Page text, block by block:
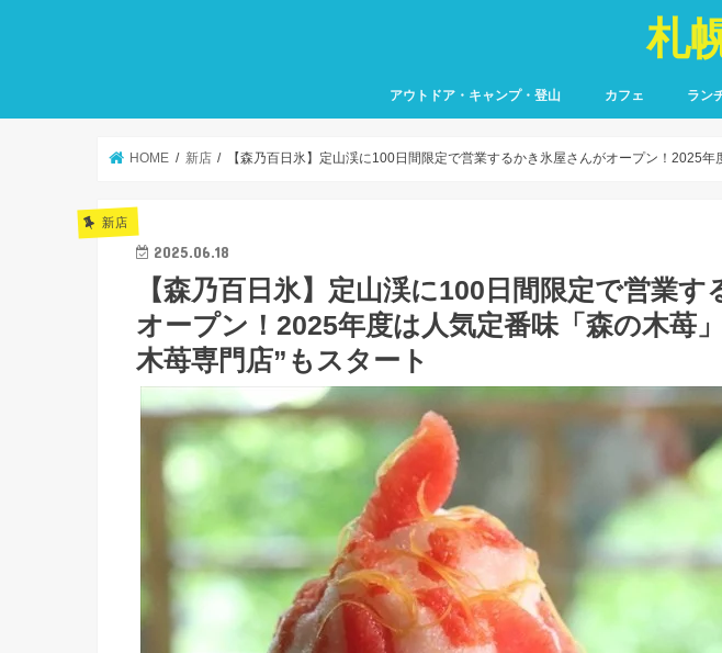
札
アウトドア・キャンプ・登山 カフェ ラン
HOME 新店 【森乃百日氷】定山渓に100日間限定で営業するかき氷屋さんがオープン！2025
新店
2025.06.18
【森乃百日氷】定山渓に100日間限定で営業
オープン！2025年度は人気定番味「森の木苺
木苺専門店”もスタート